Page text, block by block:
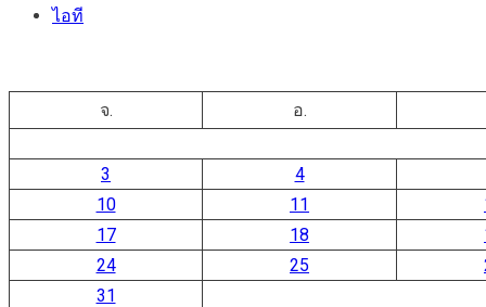
ไอที
จ. อ.
3
4
10
11
17
18
24
25
31